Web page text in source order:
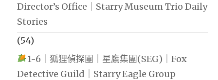
Director’s Office｜Starry Museum Trio Daily
Stories
(54)
1-6｜狐狸偵探團｜星鷹集團(SEG)｜Fox
Detective Guild｜Starry Eagle Group